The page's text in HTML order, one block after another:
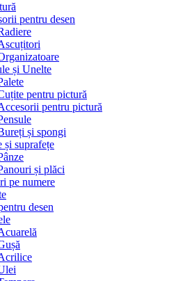
pentru desen
și Unelte
pentru pictură
pentru pictură
și spongi
și suprafețe
și plăci
pe numere
desen